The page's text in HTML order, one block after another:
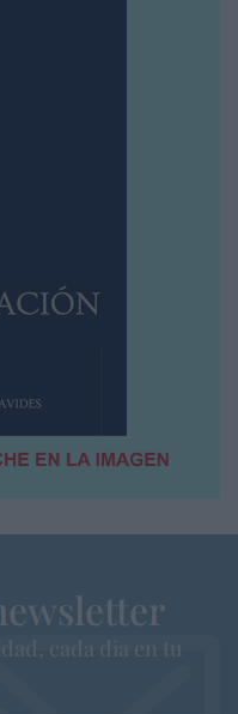
cada dia en tu